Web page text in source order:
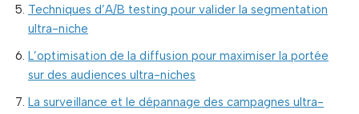
Techniques d’A/B testing pour valider la segmentation
ultra-niche
L’optimisation de la diffusion pour maximiser la portée
sur des audiences ultra-niches
La surveillance et le dépannage des campagnes ultra-